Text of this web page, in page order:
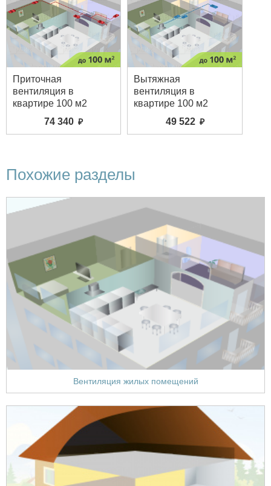
Приточная
вентиляция в
квартире 100 м2
74 340
Вытяжная
вентиляция в
квартире 100 м2
49 522
Похожие разделы
Вентиляция жилых помещений